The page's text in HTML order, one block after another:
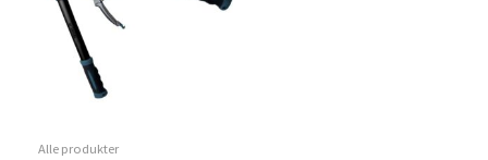
Alle produkter